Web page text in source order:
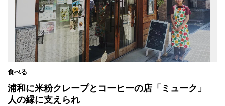
食べる
浦和に米粉クレープとコーヒーの店「ミューク」
人の縁に支えられ